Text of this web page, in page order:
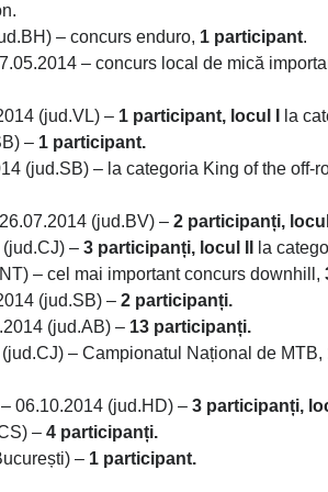
– concurs enduro, 1 participant.
– concurs local de mică
(jud.VL) – 1 participant, locul I
la
– 1 participant.
(jud.SB) – la categoria King of the off-
(jud.BV) – 2 participanți, locul
– 3 participanți, locul II
la
– cel mai important concurs downhill,
(jud.SB) – 2 participanți.
(jud.AB) – 13 participanți.
– Campionatul Național de MTB,
06.10.2014 (jud.HD) – 3 participanți,
– 4 participanți.
– 1 participant.